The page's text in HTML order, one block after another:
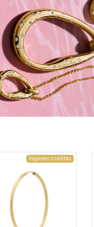
Ingyenes szállítás